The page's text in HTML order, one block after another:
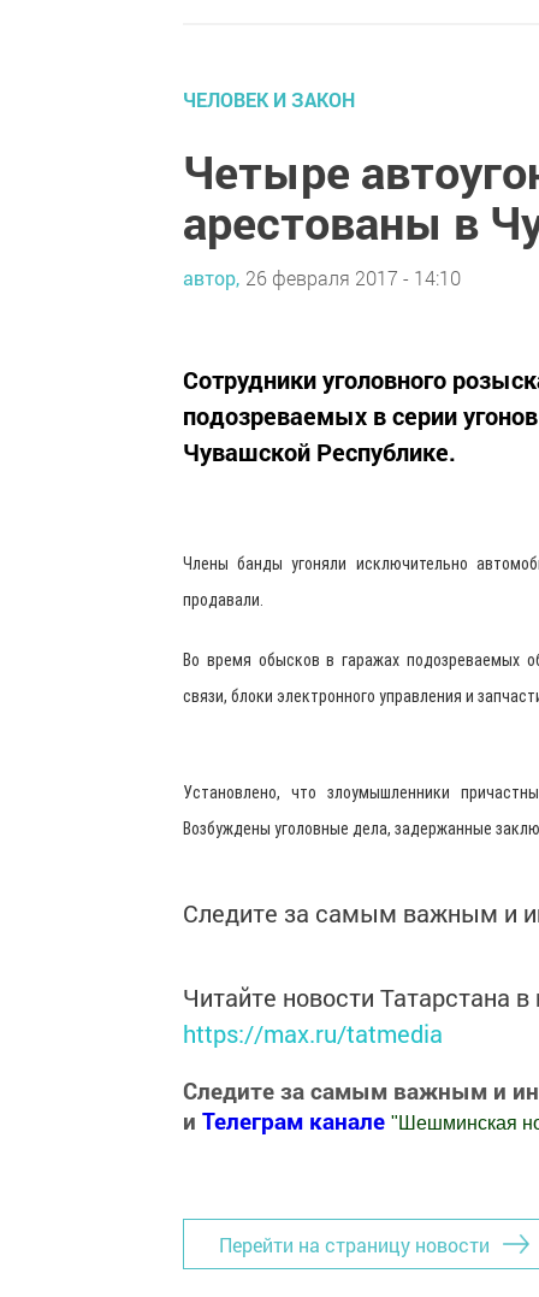
ЧЕЛОВЕК И ЗАКОН
Четыре
арестованы в
автор, 26 февраля 2017 - 14:10
Сотрудники уголовного
подозреваемых в серии
Чувашской Республике.
Члены банды угоняли исключительно
продавали.
Во время обысков в гаражах подозреваемых
связи, блоки электронного управления и
Установлено, что злоумышленники
Возбуждены уголовные дела, задержанные
Следите за самым важным и
Читайте новости Татарстана
https://max.ru/tatmedia
Следите за самым важным и
и Телеграм канале " Шешминская
Перейти на страницу новости